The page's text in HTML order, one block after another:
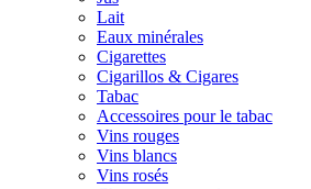
Lait
Eaux minérales
Cigarettes
Cigarillos & Cigares
Tabac
Accessoires pour le tabac
Vins rouges
Vins blancs
Vins rosés